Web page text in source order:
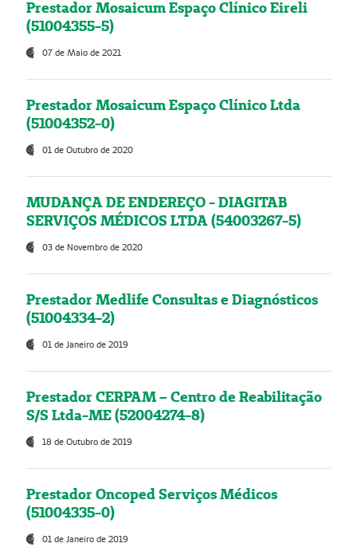
Prestador Mosaicum Espaço Clínico Eireli
(51004355-5)
07 de Maio de 2021
Prestador Mosaicum Espaço Clínico Ltda
(51004352-0)
01 de Outubro de 2020
MUDANÇA DE ENDEREÇO - DIAGITAB
SERVIÇOS MÉDICOS LTDA (54003267-5)
03 de Novembro de 2020
Prestador Medlife Consultas e Diagnósticos
(51004334-2)
01 de Janeiro de 2019
Prestador CERPAM – Centro de Reabilitação
S/S Ltda-ME (52004274-8)
18 de Outubro de 2019
Prestador Oncoped Serviços Médicos
(51004335-0)
01 de Janeiro de 2019